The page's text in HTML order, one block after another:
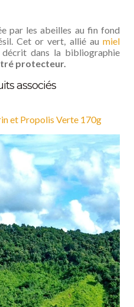
par les abeilles au fin fond
Cet or vert, allié au miel
dans la bibliographie
protecteur.
associés
et Propolis Verte 170g